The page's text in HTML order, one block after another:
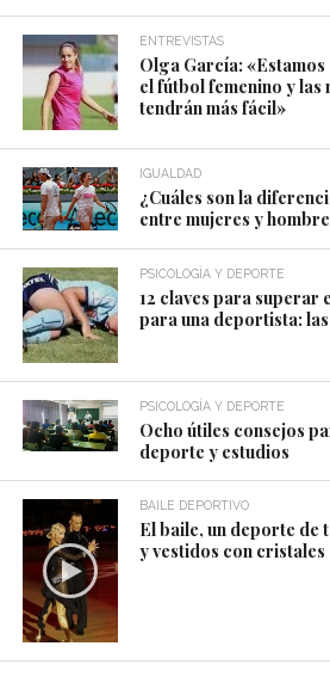
ENTREVISTAS
Olga García:
el fútbol femenino y las
tendrán más fácil»
IGUALDAD
¿Cuáles son la
entre mujeres y
PSICOLOGÍA Y DEPORTE
12 claves para superar
para una deportista:
PSICOLOGÍA Y DEPORTE
Ocho útiles consejos
deporte y estudios
BAILE DEPORTIVO
El baile, un deporte de
y vestidos con